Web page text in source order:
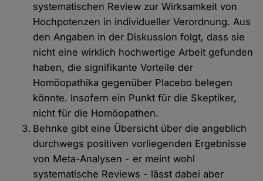
systematischen Review zur Wirksamkeit von
Hochpotenzen in individueller Verordnung. Aus
den Angaben in der Diskussion folgt, dass sie
nicht eine wirklich hochwertige Arbeit gefunden
haben, die signifikante Vorteile der
Homöopathika gegenüber Placebo belegen
könnte. Insofern ein Punkt für die Skeptiker,
nicht für die Homöopathen.
Behnke gibt eine Übersicht über die angeblich
durchwegs positiven vorliegenden Ergebnisse
von Meta-Analysen - er meint wohl
systematische Reviews - lässt dabei aber